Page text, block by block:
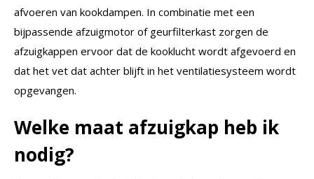
afvoeren van kookdampen. In combinatie met een
bijpassende afzuigmotor of geurfilterkast zorgen de
afzuigkappen ervoor dat de kooklucht wordt afgevoerd en
dat het vet dat achter blijft in het ventilatiesysteem wordt
opgevangen.
Welke maat afzuigkap heb ik
nodig?